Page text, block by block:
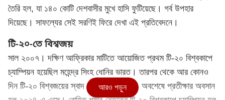
তৈরি হল, যা ১৪০ কোটি দেশবাসীর মুখে হাসি ফুটিয়েছে। গর্ব উপহার
দিয়েছে। সাফল্যের সেই সরণিই ফিরে দেখা এই প্রতিবেদনে।
টি-২০-তে বিশ্বজয়
সাল ২০০৭। দক্ষিণ আফ্রিকার মাটিতে আয়োজিত প্রথম টি-২০ বিশ্বকাপে
চ্যাম্পিয়ন হয়েছিল মহেন্দ্র সিংহ ধোনির ভারত। তারপর থেকে আর কোনও
দিন টি-২০ বিশ্বজয়ের স্বাদ পায়নি টিম ইন্ডিয়া। অবশেষে প্রতীক্ষার অবসান
আরও পড়ুন